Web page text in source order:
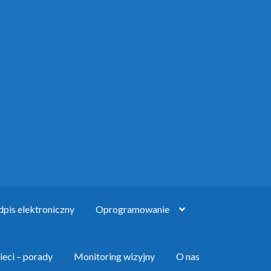
elektroniczny Oprogramowanie
– porady Monitoring wizyjny O nas